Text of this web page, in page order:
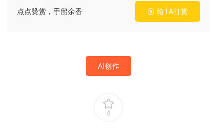
点点赞赏，手留余香 给TA打赏
AI创作
0